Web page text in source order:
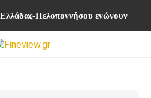
Πελοποννήσου ενώνουν